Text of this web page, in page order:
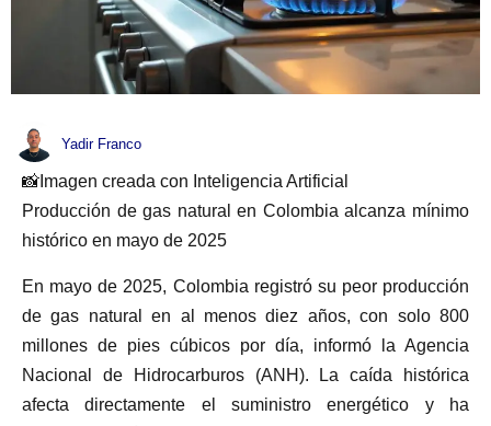
Yadir Franco
📸Imagen creada con Inteligencia Artificial
Producción de gas natural en Colombia alcanza mínimo
histórico en mayo de 2025
En mayo de 2025, Colombia registró su peor producción
de gas natural en al menos diez años, con solo 800
millones de pies cúbicos por día, informó la Agencia
Nacional de Hidrocarburos (ANH). La caída histórica
afecta directamente el suministro energético y ha